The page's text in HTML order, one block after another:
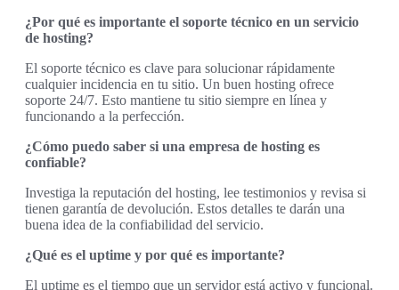
¿Por qué es importante el soporte técnico en un servicio
de hosting?
El soporte técnico es clave para solucionar rápidamente
cualquier incidencia en tu sitio. Un buen hosting ofrece
soporte 24/7. Esto mantiene tu sitio siempre en línea y
funcionando a la perfección.
¿Cómo puedo saber si una empresa de hosting es
confiable?
Investiga la reputación del hosting, lee testimonios y revisa si
tienen garantía de devolución. Estos detalles te darán una
buena idea de la confiabilidad del servicio.
¿Qué es el uptime y por qué es importante?
El uptime es el tiempo que un servidor está activo y funcional.